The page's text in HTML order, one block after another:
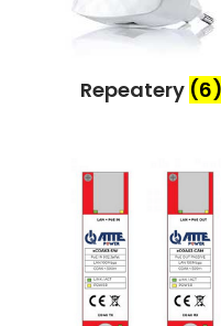
Repeatery (6)